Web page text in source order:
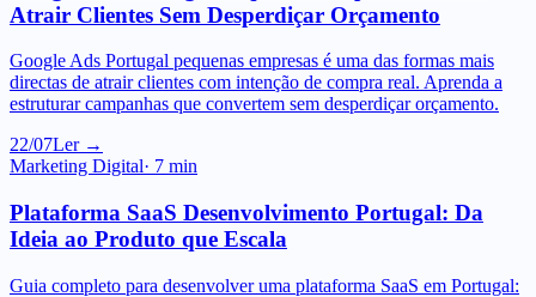
Google Ads Portugal pequenas empresas é uma das formas mais
directas de atrair clientes com intenção de compra real. Aprenda a
estruturar campanhas que convertem sem desperdiçar orçamento.
22/07Ler →
Marketing Digital·7min
Plataforma SaaS Desenvolvimento Portugal: Da
Guia completo para desenvolver uma plataforma SaaS em Portugal:
arquitectura, fases de desenvolvimento, custos reais e integração de
pagamentos.